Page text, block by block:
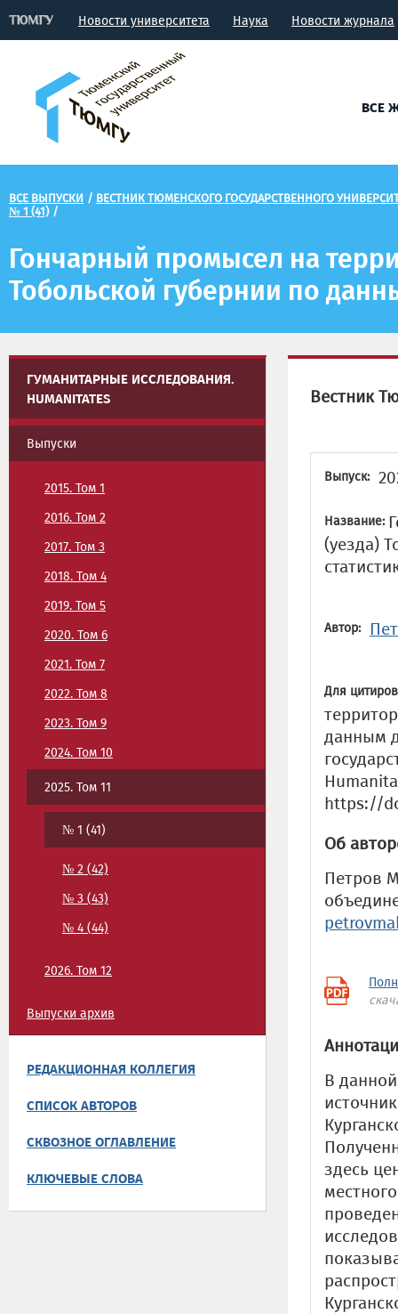
Новости университета Наука Новости журнала
ВСЕ
ВСЕ ВЫПУСКИ / ВЕСТНИК ТЮМЕНСКОГО ГОСУДАРСТВЕННОГО
№ 1 (41) /
Гончарный промысел на
Тобольской губернии по
ГУМАНИТАРНЫЕ ИССЛЕДОВАНИЯ.
HUMANITATES
Выпуски
2015. Том 1
2016. Том 2
2017. Том 3
2018. Том 4
2019. Том 5
2020. Том 6
2021. Том 7
2022. Том 8
2023. Том 9
2024. Том 10
2025. Том 11
№ 1 (41)
№ 2 (42)
№ 3 (43)
№ 4 (44)
2026. Том 12
Выпуски архив
РЕДАКЦИОННАЯ КОЛЛЕГИЯ
СПИСОК АВТОРОВ
СКВОЗНОЕ ОГЛАВЛЕНИЕ
КЛЮЧЕВЫЕ СЛОВА
Вестник
Выпуск:
Название:
(уезда)
Автор:
Для
данным
https://
Об
Петров
В
здесь